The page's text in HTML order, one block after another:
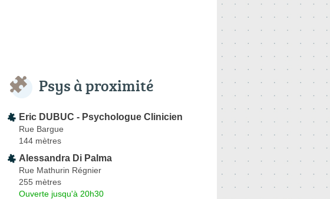
Psys à proximité
Eric DUBUC - Psychologue Clinicien
Rue Bargue
144 mètres
Alessandra Di Palma
Rue Mathurin Régnier
255 mètres
Ouverte jusqu'à 20h30